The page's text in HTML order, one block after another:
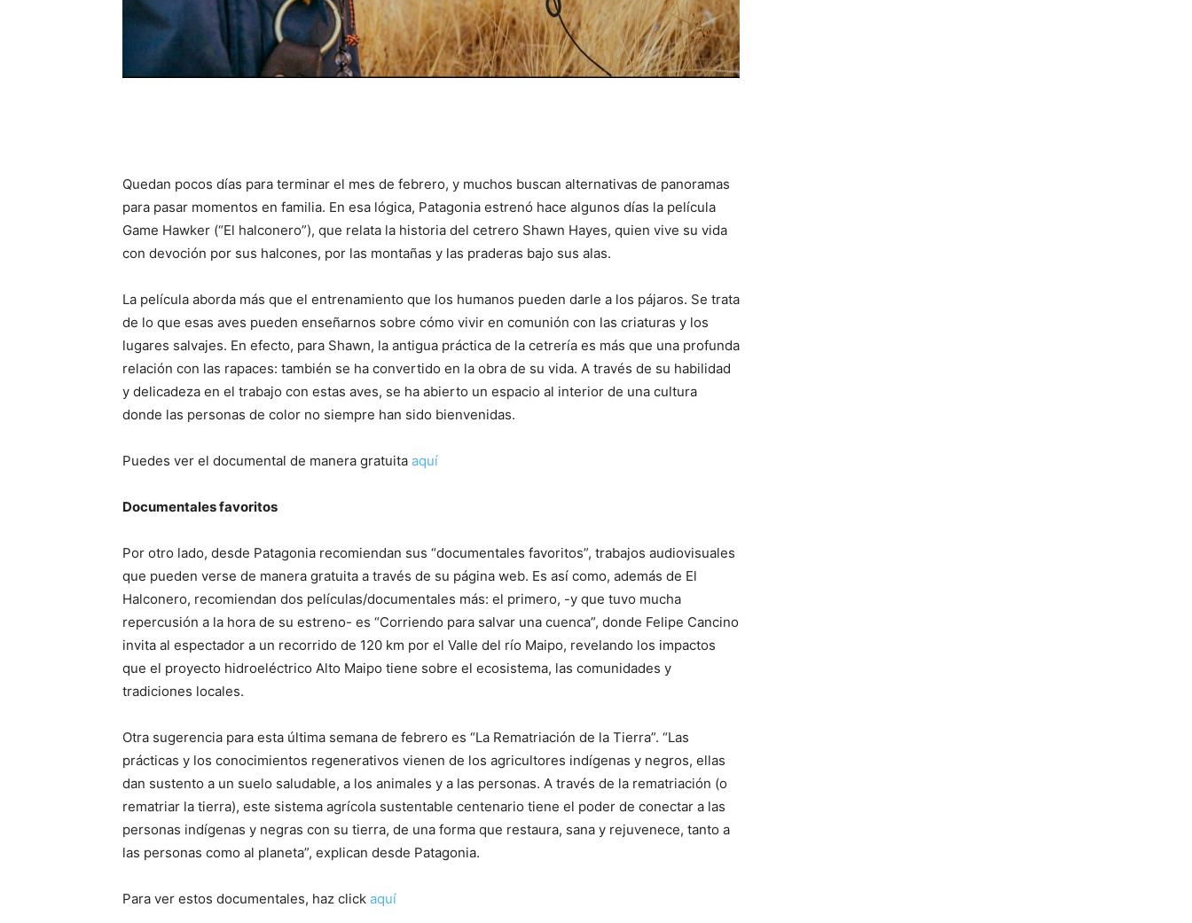
Quedan pocos días para terminar el mes de febrero, y muchos buscan alternativas de panoramas
para pasar momentos en familia. En esa lógica, Patagonia estrenó hace algunos días la película
Game Hawker (“El halconero”), que relata la historia del cetrero Shawn Hayes, quien vive su vida
con devoción por sus halcones, por las montañas y las praderas bajo sus alas.
La película aborda más que el entrenamiento que los humanos pueden darle a los pájaros. Se trata
de lo que esas aves pueden enseñarnos sobre cómo vivir en comunión con las criaturas y los
lugares salvajes. En efecto, para Shawn, la antigua práctica de la cetrería es más que una profunda
relación con las rapaces: también se ha convertido en la obra de su vida. A través de su habilidad
y delicadeza en el trabajo con estas aves, se ha abierto un espacio al interior de una cultura
donde las personas de color no siempre han sido bienvenidas.
Puedes ver el documental de manera gratuita aquí
Documentales favoritos
Por otro lado, desde Patagonia recomiendan sus “documentales favoritos”, trabajos audiovisuales
que pueden verse de manera gratuita a través de su página web. Es así como, además de El
Halconero, recomiendan dos películas/documentales más: el primero, -y que tuvo mucha
repercusión a la hora de su estreno- es “Corriendo para salvar una cuenca”, donde Felipe Cancino
invita al espectador a un recorrido de 120 km por el Valle del río Maipo, revelando los impactos
que el proyecto hidroeléctrico Alto Maipo tiene sobre el ecosistema, las comunidades y
tradiciones locales.
Otra sugerencia para esta última semana de febrero es “La Rematriación de la Tierra”. “Las
prácticas y los conocimientos regenerativos vienen de los agricultores indígenas y negros, ellas
dan sustento a un suelo saludable, a los animales y a las personas. A través de la rematriación (o
rematriar la tierra), este sistema agrícola sustentable centenario tiene el poder de conectar a las
personas indígenas y negras con su tierra, de una forma que restaura, sana y rejuvenece, tanto a
las personas como al planeta”, explican desde Patagonia.
Para ver estos documentales, haz click aquí